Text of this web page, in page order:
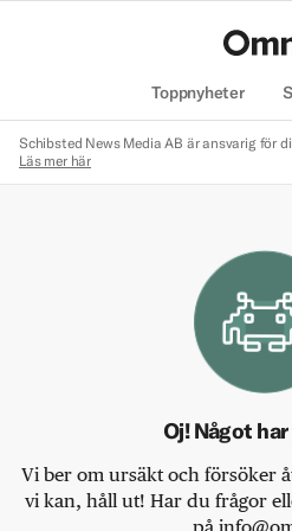
Toppnyheter
Schibsted News Media AB är ansvarig för
Läs mer här
Oj! Något
Vi ber om ursäkt och försöker
vi kan, håll ut! Har du frågor